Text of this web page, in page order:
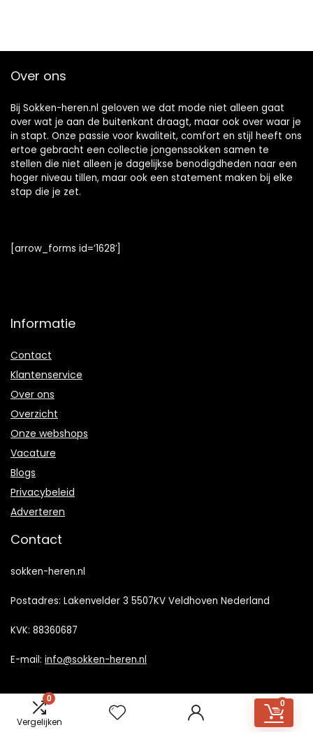
0
Vergelijken
0
Over ons
Bij Sokken-heren.nl geloven we dat mode niet alleen gaat
over wat je aan de buitenkant draagt, maar ook over waar je
in stapt. Onze passie voor kwaliteit, comfort en stijl heeft ons
ertoe gebracht een collectie jongenssokken samen te
stellen die niet alleen je dagelijkse benodigdheden naar een
hoger niveau tillen, maar ook een statement maken bij elke
stap die je zet.
[arrow_forms id=’1628′]
Informatie
Contact
Klantenservice
Over ons
Overzicht
Onze webshops
Vacature
Blogs
Privacybeleid
Adverteren
Contact
sokken-heren.nl
Postadres: Lakenvelder 3 5507KV Veldhoven Nederland
KVK: 88360687
E-mail: info@sokken-heren.nl